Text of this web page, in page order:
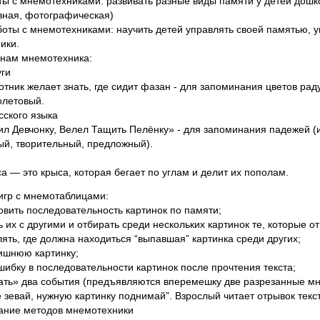
фотографическая)
с мнемотехниками: научить детей управлять своей памятью,
мнемотехника:
желает знать, где сидит фазан - для запоминания цветов
языка
Девчонку, Велел Тащить Пелёнку» - для запоминания падежей
творительный, предложный).
— это крыса, которая бегает по углам и делит их пополам.
с мнемотаблицами:
последовательность картинок по памяти;
с другими и отбирать среди нескольких картинок те, которые
где должна находиться “выпавшая” картинка среди других;
картинку;
в последовательности картинок после прочтения текста;
два события (предъявляются вперемешку две разрезанные
нужную картинку поднимай”. Взрослый читает отрывок
методов мнемотехники